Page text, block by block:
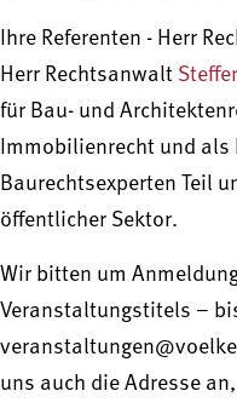
Ihre Referenten - Herr
Herr Rechtsanwalt
für Bau- und
Immobilienrecht und als
Baurechtsexperten Teil
öffentlicher Sektor.
Wir bitten um
Veranstaltungstitels –
uns auch die Adresse